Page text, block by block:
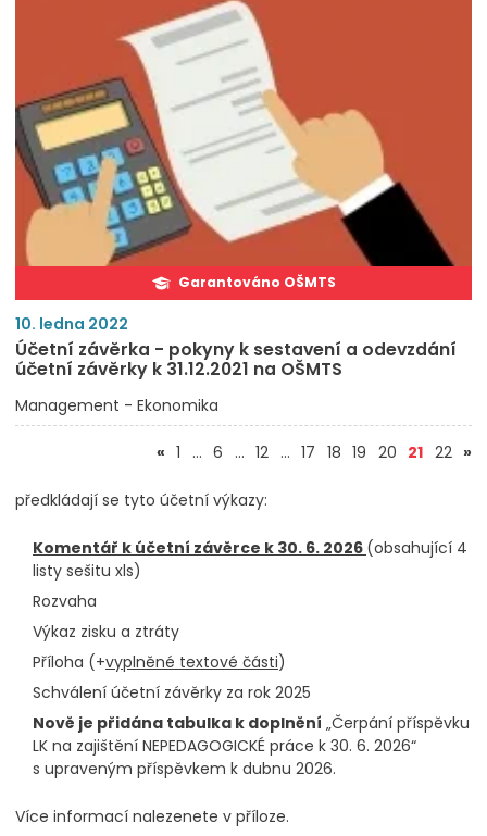
Garantováno OŠMTS
10. ledna 2022
Účetní závěrka - pokyny k sestavení a odevzdání
účetní závěrky k 31.12.2021 na OŠMTS
Management - Ekonomika
« 1 … 6 … 12 … 17 18 19 20 21 22 »
předkládají se tyto účetní výkazy:
Komentář k účetní závěrce k 30. 6. 2026 (obsahující 4
listy sešitu xls)
Rozvaha
Výkaz zisku a ztráty
Příloha (+vyplněné textové části)
Schválení účetní závěrky za rok 2025
Nově je přidána tabulka k doplnění „Čerpání příspěvku
LK na zajištění NEPEDAGOGICKÉ práce k 30. 6. 2026“
s upraveným příspěvkem k dubnu 2026.
Více informací nalezenete v příloze.